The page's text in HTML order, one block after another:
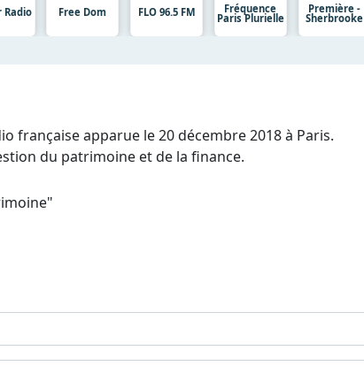
Radio Free Dom FLO 96.5 FM Fréquence
Paris Plurielle
Première -
Sherbrooke
française apparue le 20 décembre 2018 à Paris.
du patrimoine et de la finance.
"